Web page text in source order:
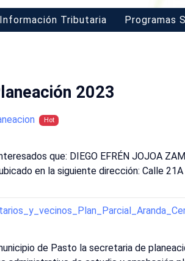
Información Tributaria Programas
2023
Hot
que: DIEGO EFRÉN JOJOA
en la siguiente dirección: Calle
de Pasto la secretaria de